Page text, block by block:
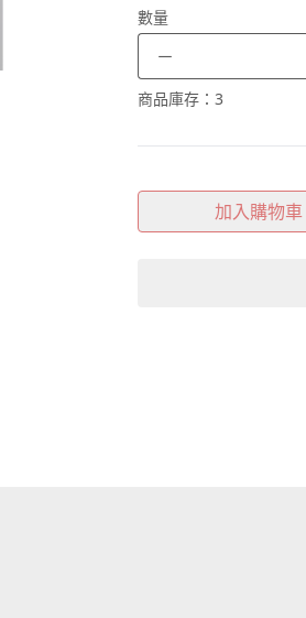
數量
－
商品庫存： 3
加入購物車